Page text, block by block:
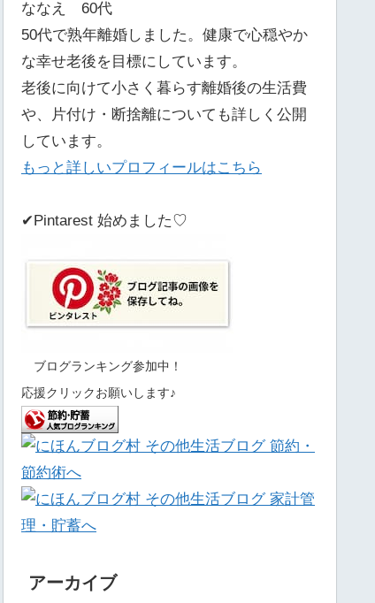
ななえ 60代
50代で熟年離婚しました。健康で心穏やか
な幸せ老後を目標にしています。
老後に向けて小さく暮らす離婚後の生活費
や、片付け・断捨離についても詳しく公開
しています。
もっと詳しいプロフィールはこちら
✔Pintarest 始めました♡
ブログランキング参加中！
応援クリックお願いします♪
アーカイブ